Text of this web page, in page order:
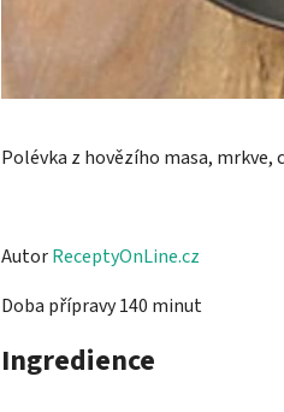
Polévka z hovězího masa, mrkve,
AutorReceptyOnLine.cz
Doba přípravy 140 minut
Ingredience